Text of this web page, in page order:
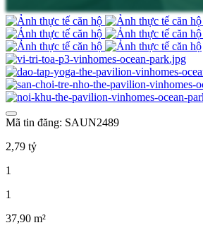
Mã tin đăng: SAUN2489
2,79 tỷ
1
1
37,90 m²